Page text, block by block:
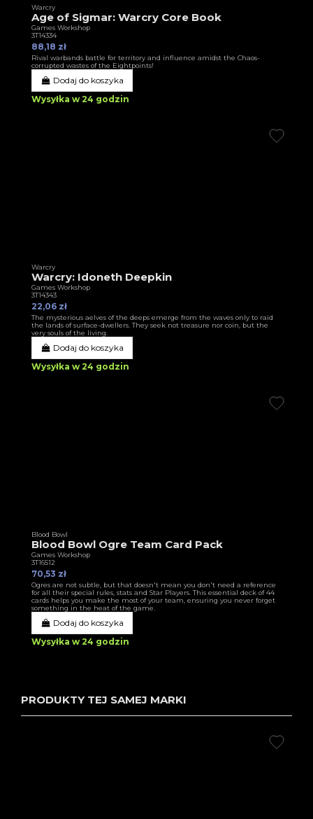
Warcry
Age of Sigmar: Warcry Core Book
Games Workshop
3T14334
88,18 zł
Rival warbands battle for territory and influence amidst the Chaos-
corrupted wastes of the Eightpoints!
Dodaj do koszyka
Wysyłka w 24 godzin
Warcry
Warcry: Idoneth Deepkin
Games Workshop
3T14343
22,06 zł
The mysterious aelves of the deeps emerge from the waves only to raid
the lands of surface-dwellers. They seek not treasure nor coin, but the
very souls of the living.
Dodaj do koszyka
Wysyłka w 24 godzin
Blood Bowl
Blood Bowl Ogre Team Card Pack
Games Workshop
3T16512
70,53 zł
Ogres are not subtle, but that doesn't mean you don't need a reference
for all their special rules, stats and Star Players. This essential deck of 44
cards helps you make the most of your team, ensuring you never forget
something in the heat of the game.
Dodaj do koszyka
Wysyłka w 24 godzin
PRODUKTY TEJ SAMEJ MARKI